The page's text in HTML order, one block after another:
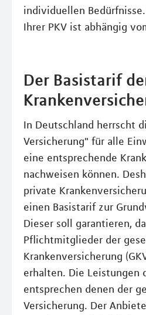
individuellen
Ihrer PKV ist abhängig
Der Basistarif
In Deutschland herrscht
Versicherung" für alle
eine entsprechende
nachweisen können.
private
einen Basistarif zur
Dieser soll garantieren,
Pflichtmitglieder der
Krankenversicherung
erhalten. Die Leistungen
entsprechen denen der
Versicherung. Der